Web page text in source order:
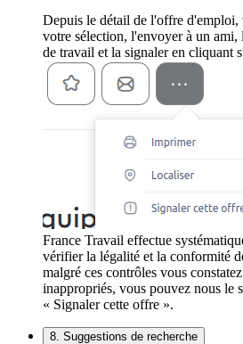
Depuis le détail de l'offre d'emploi,
votre sélection, l'envoyer à un
de travail et la signaler en cliquant
France Travail effectue
vérifier la légalité et la conformité
malgré ces contrôles vous
inappropriés, vous pouvez nous le
« Signaler cette offre ».
8. Suggestions de recherche